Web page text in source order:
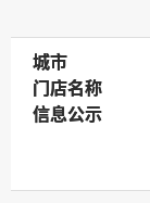
城市
城市
门店名称
门店名称
信息公示
信息公示